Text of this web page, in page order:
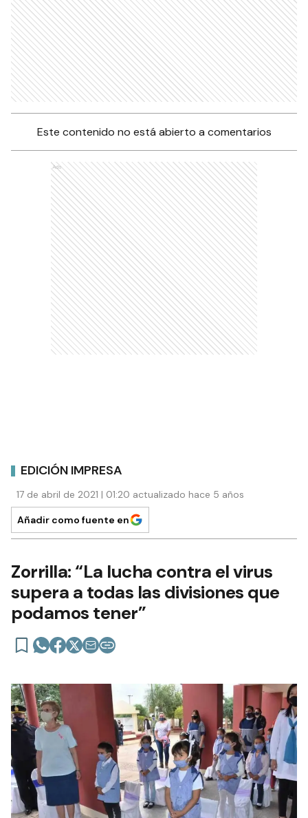
Este contenido no está abierto a comentarios
Ads
EDICIÓN IMPRESA
17 de abril de 2021 | 01:20 actualizado hace 5 años
Añadir como fuente en
Zorrilla: “La lucha contra el virus
supera a todas las divisiones que
podamos tener”